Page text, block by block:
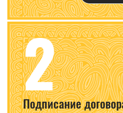
2
Подписание